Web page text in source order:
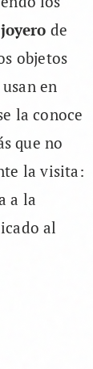
de
objetos
en
la conoce
que no
la visita:
a la
al